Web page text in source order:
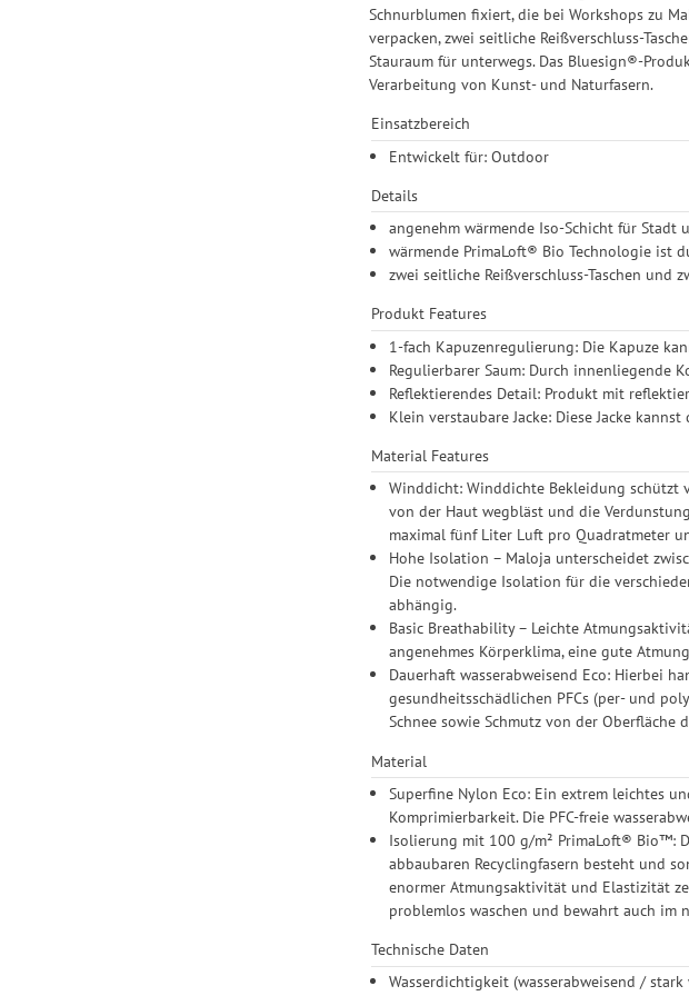
Schnurblumen fixiert, die bei Workshops zu
verpacken, zwei seitliche Reißverschluss-
Stauraum für unterwegs. Das Bluesign®-
Verarbeitung von Kunst- und Naturfasern.
Einsatzbereich
Entwickelt für: Outdoor
Details
angenehm wärmende Iso-Schicht für Stadt
wärmende PrimaLoft® Bio Technologie ist
zwei seitliche Reißverschluss-Taschen
Produkt Features
1-fach Kapuzenregulierung: Die Kapuze
Regulierbarer Saum: Durch innenliegende
Reflektierendes Detail: Produkt mit
Klein verstaubare Jacke: Diese Jacke
Material Features
Winddicht: Winddichte Bekleidung schützt
von der Haut wegbläst und die
maximal fünf Liter Luft pro Quadratmeter
Hohe Isolation – Maloja unterscheidet
Die notwendige Isolation für die
abhängig.
Basic Breathability – Leichte
angenehmes Körperklima, eine gute
Dauerhaft wasserabweisend Eco: Hierbei
gesundheitsschädlichen PFCs (per- und
Schnee sowie Schmutz von der
Material
Superfine Nylon Eco: Ein extrem leichtes
Komprimierbarkeit. Die PFC-freie
Isolierung mit 100 g/m² PrimaLoft® Bio™:
abbaubaren Recyclingfasern besteht und
enormer Atmungsaktivität und Elastizität
problemlos waschen und bewahrt auch im
Technische Daten
Wasserdichtigkeit (wasserabweisend /